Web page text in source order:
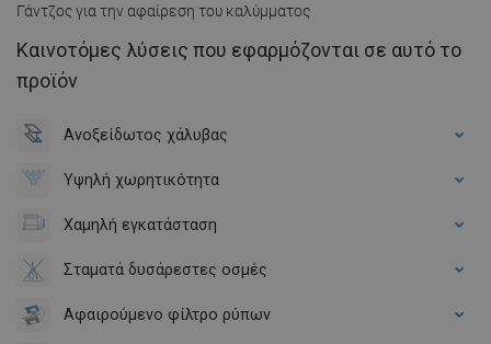
Γάντζος για την αφαίρεση του καλύμματος
Καινοτόμες λύσεις που εφαρμόζονται σε αυτό το
προϊόν
Ανοξείδωτος χάλυβας
Υψηλή χωρητικότητα
Χαμηλή εγκατάσταση
Σταματά δυσάρεστες οσμές
Αφαιρούμενο φίλτρο ρύπων